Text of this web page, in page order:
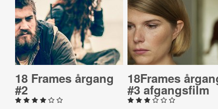
18 Frames årgang
#2
18Frames
#3 af­gangs­film